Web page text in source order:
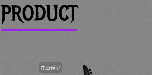
PRODUCT
在庫僅少